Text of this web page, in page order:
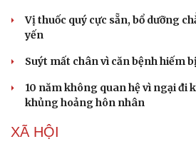
Vị thuốc quý cực sẵn, bổ dưỡng
yến
Suýt mất chân vì căn bệnh hiếm
10 năm không quan hệ vì ngại đi
khủng hoảng hôn nhân
XÃ HỘI